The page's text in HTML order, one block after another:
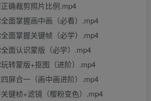
确裁剪照片比例.mp4
面掌握画中画（必看）.mp4
面掌握关键帧（必学）.mp4
面认识蒙版（必学）.mp4
转蒙版+抠图（进阶）.mp4
屏合一（画中画进阶）.mp4
键桢+滤镜（樱粉变色）.mp4